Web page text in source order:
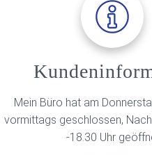
2020 nach oben.
zurückgehen, das durch die
Vielzahl von Prozessen.
nach oben
Mein Büro hat am
vormittags geschlossen,
-18.30 Uhr